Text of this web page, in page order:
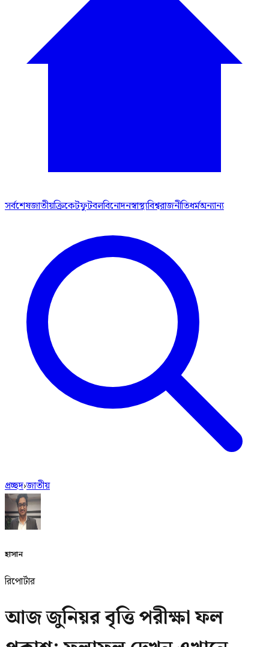
সর্বশেষজাতীয়ক্রিকেটফুটবলবিনোদনস্বাস্থ্যবিশ্বরাজনীতিধর্মঅন্যান্য
প্রচ্ছদ›জাতীয়
হাসান
রিপোর্টার
আজ জুনিয়র বৃত্তি পরীক্ষা ফল